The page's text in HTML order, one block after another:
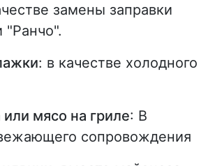
замены заправки
"Ранчо".
: в качестве холодного
или мясо на гриле: В
сопровождения